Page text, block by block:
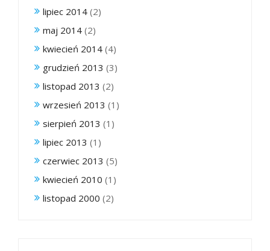
lipiec 2014 (2)
maj 2014 (2)
kwiecień 2014 (4)
grudzień 2013 (3)
listopad 2013 (2)
wrzesień 2013 (1)
sierpień 2013 (1)
lipiec 2013 (1)
czerwiec 2013 (5)
kwiecień 2010 (1)
listopad 2000 (2)